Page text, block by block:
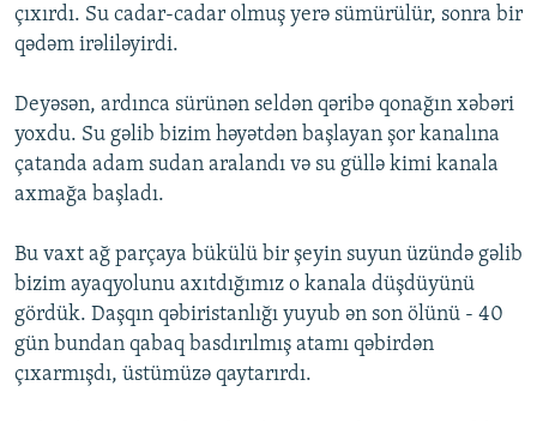
çıxırdı. Su cadar-cadar olmuş yerə sümürülür, sonra bir
qədəm irəliləyirdi.
Deyəsən, ardınca sürünən seldən qəribə qonağın xəbəri
yoxdu. Su gəlib bizim həyətdən başlayan şor kanalına
çatanda adam sudan aralandı və su güllə kimi kanala
axmağa başladı.
Bu vaxt ağ parçaya bükülü bir şeyin suyun üzündə gəlib
bizim ayaqyolunu axıtdığımız o kanala düşdüyünü
gördük. Daşqın qəbiristanlığı yuyub ən son ölünü - 40
gün bundan qabaq basdırılmış atamı qəbirdən
çıxarmışdı, üstümüzə qaytarırdı.